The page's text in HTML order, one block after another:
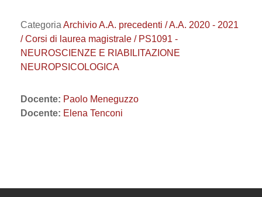
Categoria Archivio A.A. precedenti / A.A. 2020 - 2021
/ Corsi di laurea magistrale / PS1091 -
NEUROSCIENZE E RIABILITAZIONE
NEUROPSICOLOGICA
Docente: Paolo Meneguzzo
Docente: Elena Tenconi